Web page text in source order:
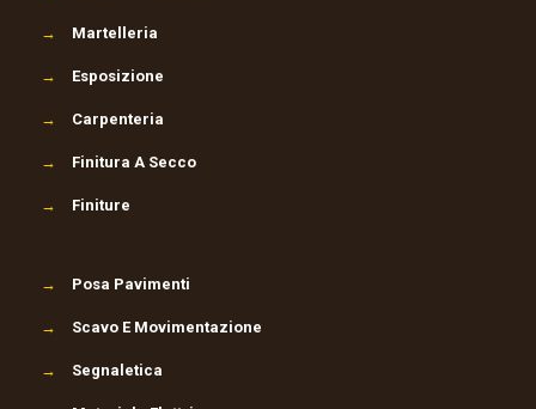
→ Martelleria
→ Esposizione
→ Carpenteria
→ Finitura A Secco
→ Finiture
→ Posa Pavimenti
→ Scavo E Movimentazione
→ Segnaletica